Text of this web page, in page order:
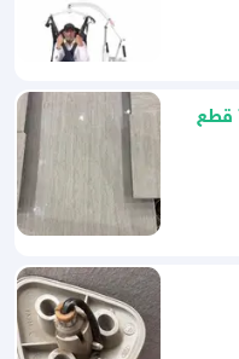
طاوله خدمةبديل الرخام تتكون من 7 قطع